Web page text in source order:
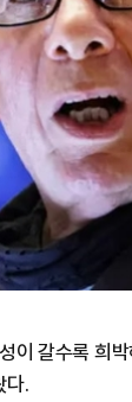
이 갈수록 희
다.